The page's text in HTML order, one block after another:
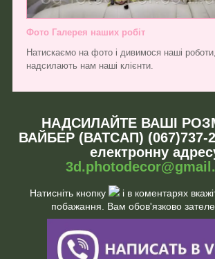
Фото Галерея наших робіт
Натискаємо на фото і дивимося наші роботи,
надсилають нам наші клієнти.
НАДСИЛАЙТЕ ВАШІ
ВАЙБЕР (ВАТСАП) (067)737-
електронну
Натисніть кнопку
і в коментарях
побажання. Вам обов'язково